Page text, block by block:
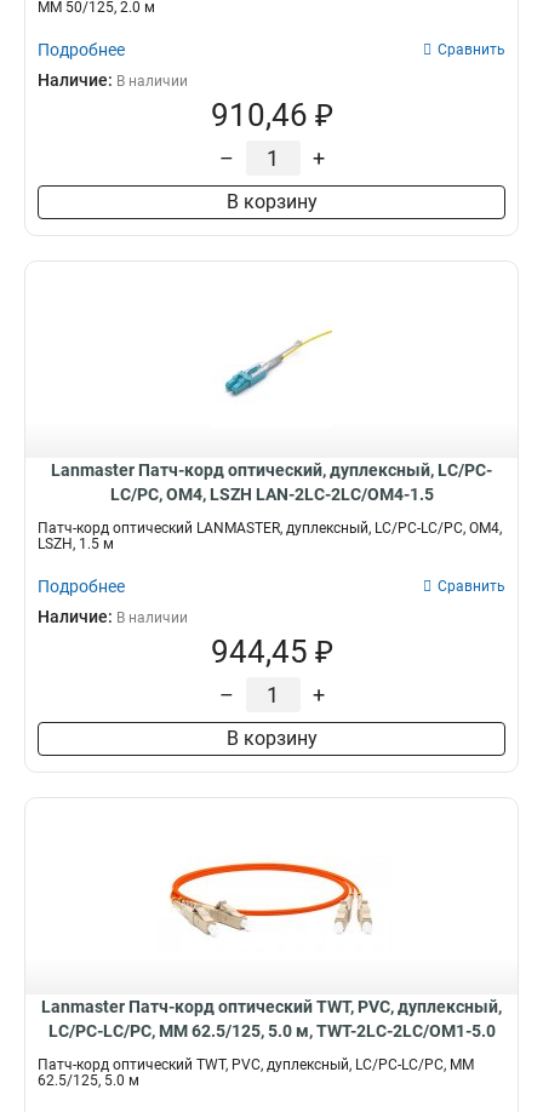
MM 50/125, 2.0 м
Подробнее Сравнить
Наличие: В наличии
910,46 ₽
– +
В корзину
Lanmaster Патч-корд оптический, дуплексный, LC/PC-
LC/PC, OM4, LSZH LAN-2LC-2LC/OM4-1.5
Патч-корд оптический LANMASTER, дуплексный, LC/PC-LC/PC, OM4,
LSZH, 1.5 м
Подробнее Сравнить
Наличие: В наличии
944,45 ₽
– +
В корзину
Lanmaster Патч-корд оптический TWT, PVC, дуплексный,
LC/PC-LC/PC, MM 62.5/125, 5.0 м, TWT-2LC-2LC/OM1-5.0
Патч-корд оптический TWT, PVC, дуплексный, LC/PC-LC/PC, MM
62.5/125, 5.0 м